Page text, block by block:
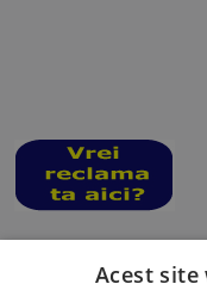
Acest site